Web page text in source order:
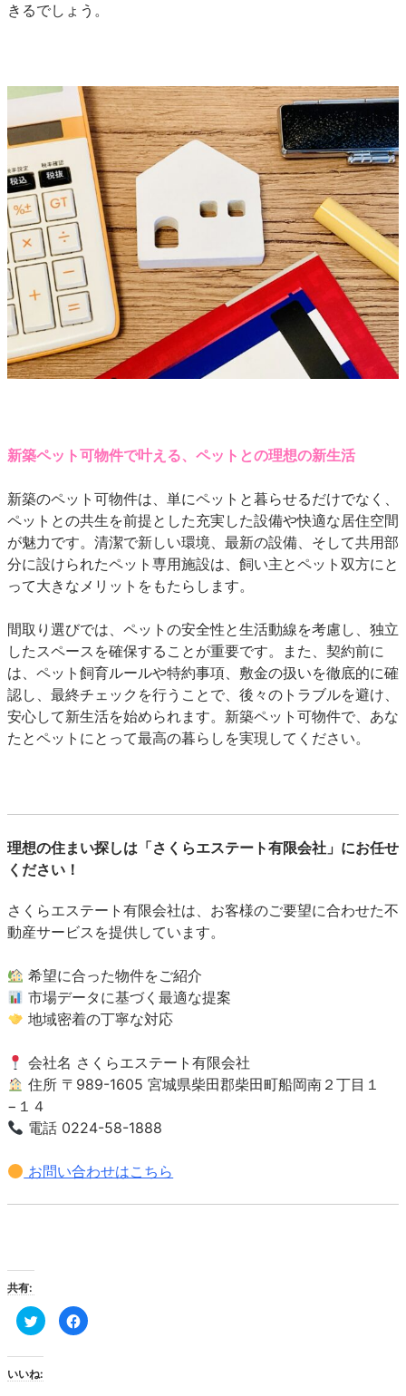
きるでしょう。
新築ペット可物件で叶える、ペットとの理想の新生活
新築のペット可物件は、単にペットと暮らせるだけでなく、
ペットとの共生を前提とした充実した設備や快適な居住空間
が魅力です。清潔で新しい環境、最新の設備、そして共用部
分に設けられたペット専用施設は、飼い主とペット双方にと
って大きなメリットをもたらします。
間取り選びでは、ペットの安全性と生活動線を考慮し、独立
したスペースを確保することが重要です。また、契約前に
は、ペット飼育ルールや特約事項、敷金の扱いを徹底的に確
認し、最終チェックを行うことで、後々のトラブルを避け、
安心して新生活を始められます。新築ペット可物件で、あな
たとペットにとって最高の暮らしを実現してください。
理想の住まい探しは「さくらエステート有限会社」にお任せ
ください！
さくらエステート有限会社は、お客様のご要望に合わせた不
動産サービスを提供しています。
希望に合った物件をご紹介
市場データに基づく最適な提案
地域密着の丁寧な対応
会社名 さくらエステート有限会社
住所 〒989-1605 宮城県柴田郡柴田町船岡南２丁目１
−１４
電話 0224-58-1888
お問い合わせはこちら
共有:
ク
リ
し
て
Twitter
Facebook
で
いいね: